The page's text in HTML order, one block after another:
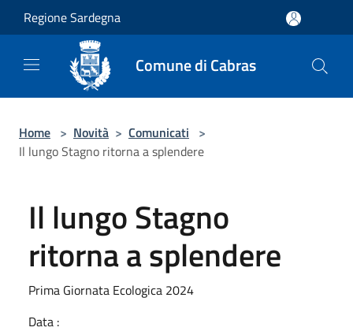
Salta al contenuto principale
Regione Sardegna
Comune di Cabras
Home > Novità > Comunicati >
Il lungo Stagno ritorna a splendere
Il lungo Stagno
ritorna a splendere
Prima Giornata Ecologica 2024
Data :